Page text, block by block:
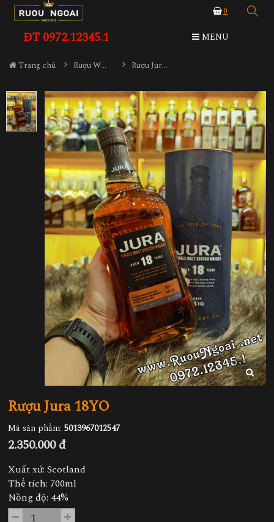
0
ĐT 0972.12345.1 MENU
Trang chủ Rượu Whisky Rượu Jura 18YO
Rượu Jura 18YO
Mã sản phẩm: 5013967012547
2.350.000 đ
Xuất xứ: Scotland
Thể tích: 700ml
Nồng độ: 44%